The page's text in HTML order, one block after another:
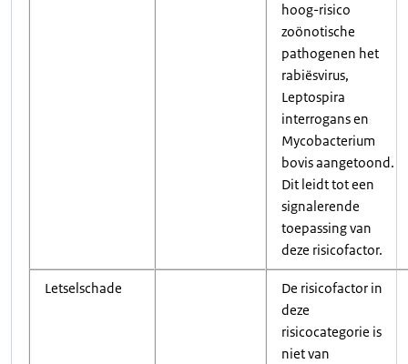
hoog-risico
zoönotische
pathogenen het
rabiësvirus,
Leptospira
interrogans en
Mycobacterium
bovis aangetoond.
Dit leidt tot een
signalerende
toepassing van
deze risicofactor.
Letselschade
De risicofactor in
deze
risicocategorie is
niet van